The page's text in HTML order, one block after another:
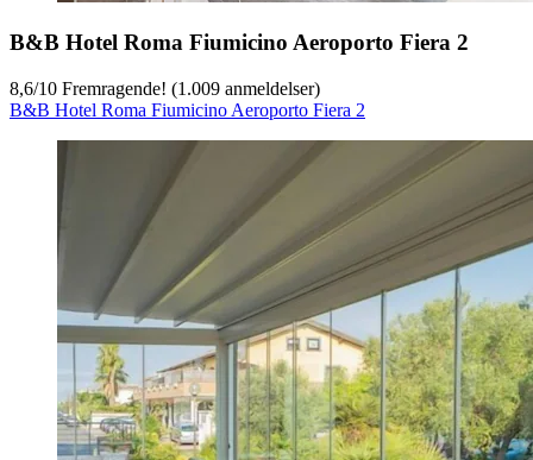
B&B Hotel Roma Fiumicino Aeroporto Fiera 2
8,6/10 Fremragende! (1.009 anmeldelser)
B&B Hotel Roma Fiumicino Aeroporto Fiera 2